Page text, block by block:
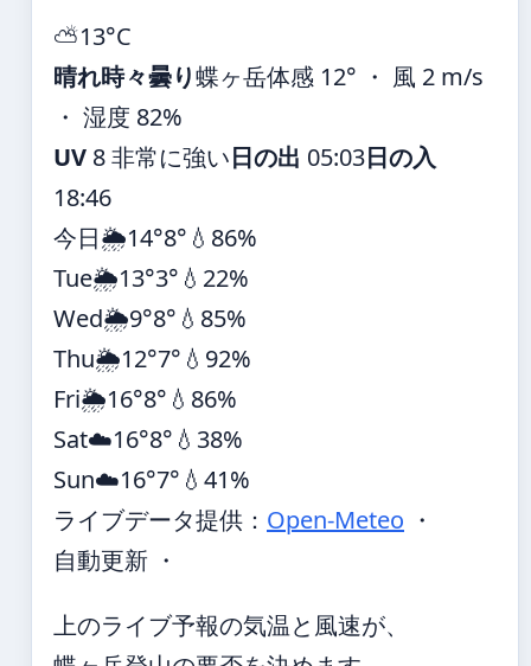
⛅13°C
晴れ時々曇り蝶ヶ岳体感 12° ・ 風 2 m/s
・ 湿度 82%
UV 8 非常に強い日の出 05:03日の入
18:46
今日🌦️14°8° 💧86%
Tue🌦️13°3° 💧22%
Wed🌦️9°8° 💧85%
Thu🌦️12°7° 💧92%
Fri🌦️16°8° 💧86%
Sat☁️16°8° 💧38%
Sun☁️16°7° 💧41%
ライブデータ提供： Open-Meteo ・
自動更新 ・
上のライブ予報の気温と風速が、